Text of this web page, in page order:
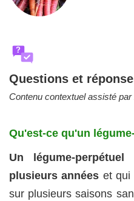
?
Questions et
Contenu contextuel assisté par
Qu'est‑ce qu'un
Un légume‑perpétuel
plusieurs années et qui
sur plusieurs saisons